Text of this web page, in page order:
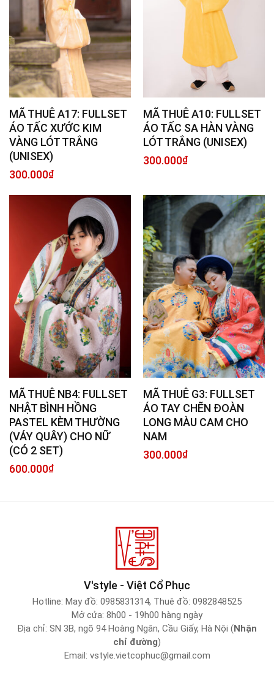
MÃ THUÊ A17: FULLSET
ÁO TẤC XƯỚC KIM
VÀNG LÓT TRẮNG
(UNISEX)
300.000₫
MÃ THUÊ A10: FULLSET
ÁO TẤC SA HÀN VÀNG
LÓT TRẮNG (UNISEX)
300.000₫
MÃ THUÊ NB4: FULLSET
NHẬT BÌNH HỒNG
PASTEL KÈM THƯỜNG
(VÁY QUÂY) CHO NỮ
(CÓ 2 SET)
600.000₫
MÃ THUÊ G3: FULLSET
ÁO TAY CHẼN ĐOÀN
LONG MÀU CAM CHO
NAM
300.000₫
V'style - Việt Cổ Phục
Hotline: May đồ: 0985831314, Thuê đồ: 0982848525
Mở cửa: 8h00 - 19h00 hàng ngày
Địa chỉ: SN 3B, ngõ 94 Hoàng Ngân, Cầu Giấy, Hà Nội (Nhận
chỉ đường)
Email: vstyle.vietcophuc@gmail.com